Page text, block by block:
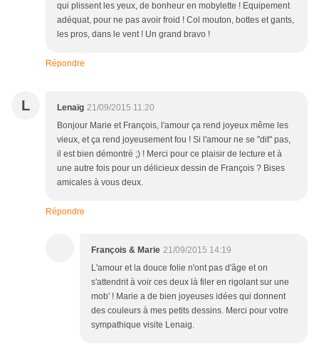
qui plissent les yeux, de bonheur en mobylette ! Equipement
adéquat, pour ne pas avoir froid ! Col mouton, bottes et gants,
les pros, dans le vent ! Un grand bravo !
Répondre
L Lenaïg 21/09/2015 11:20
Bonjour Marie et François, l'amour ça rend joyeux même les
vieux, et ça rend joyeusement fou ! Si l'amour ne se "dit" pas,
il est bien démontré ;) ! Merci pour ce plaisir de lecture et à
une autre fois pour un délicieux dessin de François ? Bises
amicales à vous deux.
Répondre
François & Marie 21/09/2015 14:19
L'amour et la douce folie n'ont pas d'âge et on
s'attendrit à voir ces deux là filer en rigolant sur une
mob' ! Marie a de bien joyeuses idées qui donnent
des couleurs à mes petits dessins. Merci pour votre
sympathique visite Lenaig.